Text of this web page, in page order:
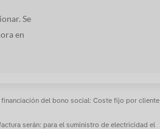
Se
en
del bono social: Coste fijo por cliente
serán: para el suministro de electricidad el